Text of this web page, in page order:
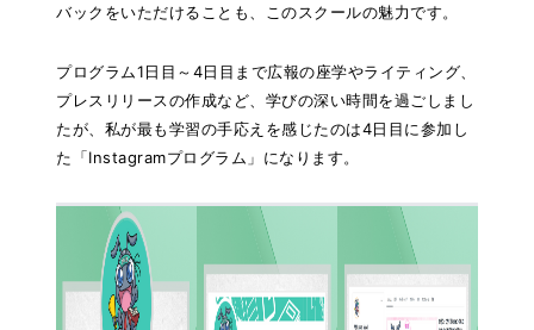
バックをいただけることも、このスクールの魅力です。
プログラム1日目～4日目まで広報の座学やライティング、
プレスリリースの作成など、学びの深い時間を過ごしまし
たが、私が最も学習の手応えを感じたのは4日目に参加し
た「Instagramプログラム」になります。